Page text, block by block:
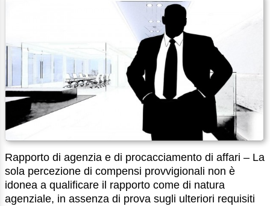
Rapporto di agenzia e di procacciamento di affari – La
sola percezione di compensi provvigionali non è
idonea a qualificare il rapporto come di natura
agenziale, in assenza di prova sugli ulteriori requisiti